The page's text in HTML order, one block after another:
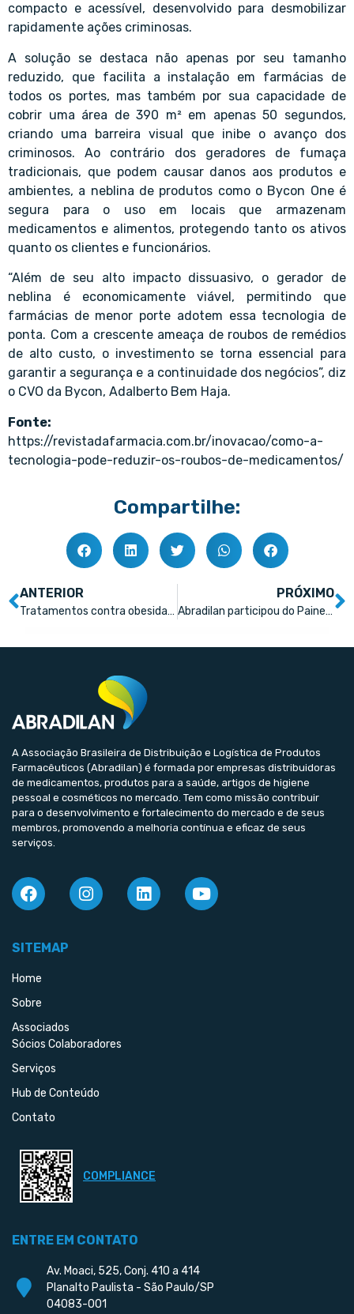
compacto e acessível, desenvolvido para desmobilizar
rapidamente ações criminosas.
A solução se destaca não apenas por seu tamanho
reduzido, que facilita a instalação em farmácias de
todos os portes, mas também por sua capacidade de
cobrir uma área de 390 m² em apenas 50 segundos,
criando uma barreira visual que inibe o avanço dos
criminosos. Ao contrário dos geradores de fumaça
tradicionais, que podem causar danos aos produtos e
ambientes, a neblina de produtos como o Bycon One é
segura para o uso em locais que armazenam
medicamentos e alimentos, protegendo tanto os ativos
quanto os clientes e funcionários.
“Além de seu alto impacto dissuasivo, o gerador de
neblina é economicamente viável, permitindo que
farmácias de menor porte adotem essa tecnologia de
ponta. Com a crescente ameaça de roubos de remédios
de alto custo, o investimento se torna essencial para
garantir a segurança e a continuidade dos negócios”, diz
o CVO da Bycon, Adalberto Bem Haja.
Fonte:
https://revistadafarmacia.com.br/inovacao/como-a-
tecnologia-pode-reduzir-os-roubos-de-medicamentos/
Compartilhe:
ANTERIOR
Tratamentos contra obesidade baseados no receptor do GLP-1 se consolidam e farmas começam a olhar para genéricos e biossimilares
PRÓXIMO
Abradilan participou do Painel Os Caminhos do Futuro para o Canal Farma no evento Imersão Contabiliza Pharma
A Associação Brasileira de Distribuição e Logística de Produtos
Farmacêuticos (Abradilan) é formada por empresas distribuidoras
de medicamentos, produtos para a saúde, artigos de higiene
pessoal e cosméticos no mercado. Tem como missão contribuir
para o desenvolvimento e fortalecimento do mercado e de seus
membros, promovendo a melhoria contínua e eficaz de seus
serviços.
SITEMAP
Home
Sobre
Associados
Sócios Colaboradores
Serviços
Hub de Conteúdo
Contato
COMPLIANCE
ENTRE EM CONTATO
Av. Moaci, 525, Conj. 410 a 414
Planalto Paulista - São Paulo/SP
04083-001